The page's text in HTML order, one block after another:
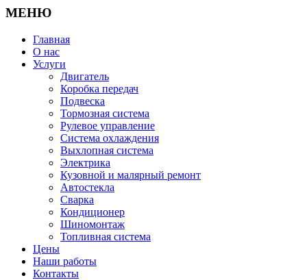
МЕНЮ
Главная
О нас
Услуги
Двигатель
Коробка передач
Подвеска
Тормозная система
Рулевое управление
Система охлаждения
Выхлопная система
Электрика
Кузовной и малярный ремонт
Автостекла
Сварка
Кондиционер
Шиномонтаж
Топливная система
Цены
Наши работы
Контакты